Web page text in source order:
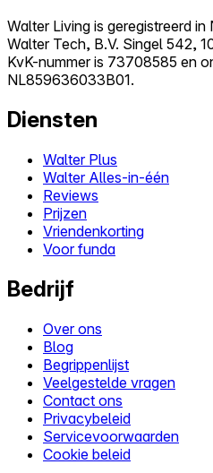
Walter Living is geregistreerd
Walter Tech, B.V. Singel 542,
KvK-nummer is 73708585 en
NL859636033B01.
Diensten
Walter Plus
Walter Alles-in-één
Reviews
Prijzen
Vriendenkorting
Voor funda
Bedrijf
Over ons
Blog
Begrippenlijst
Veelgestelde vragen
Contact ons
Privacybeleid
Servicevoorwaarden
Cookie beleid